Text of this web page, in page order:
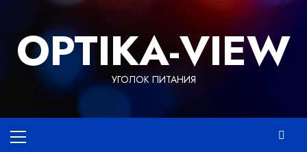
содержимому
OPTIKA-VIEW
УГОЛОК ПИТАНИЯ
меню